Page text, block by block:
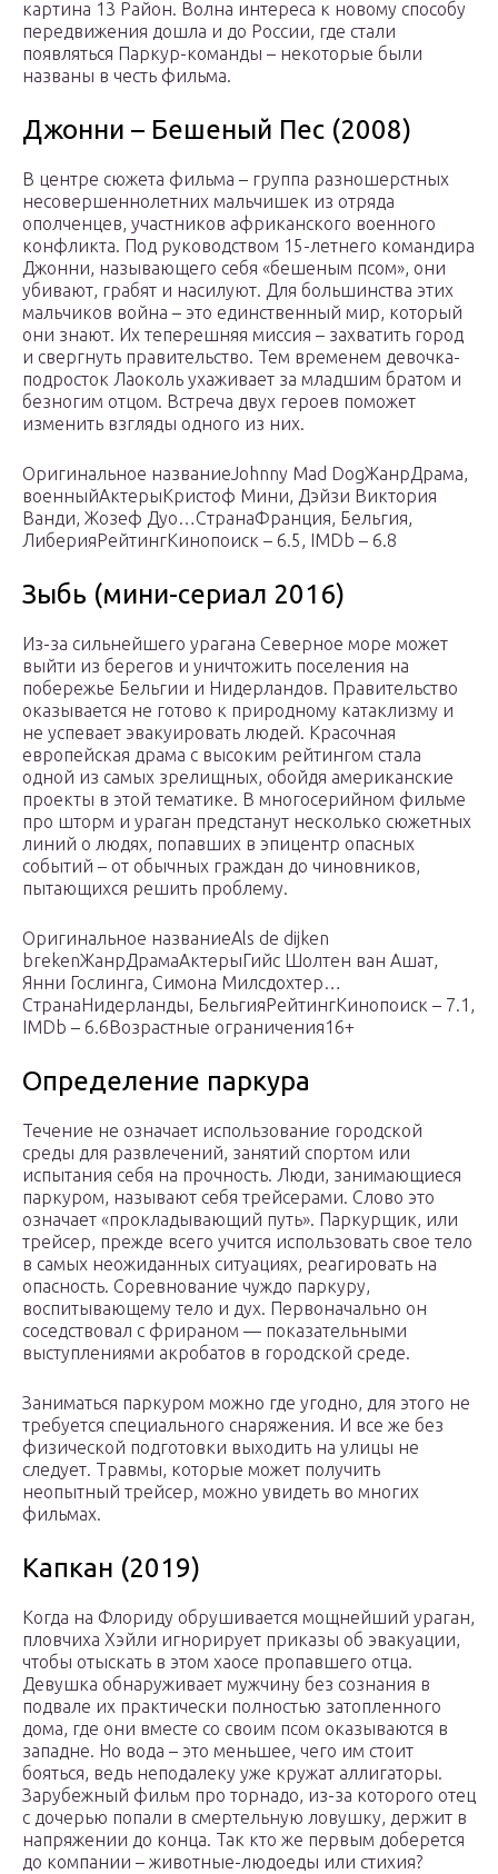
картина 13 Район. Волна интереса к новому способу
передвижения дошла и до России, где стали
появляться Паркур-команды – некоторые были
названы в честь фильма.
Джонни – Бешеный Пес (2008)
В центре сюжета фильма – группа разношерстных
несовершеннолетних мальчишек из отряда
ополченцев, участников африканского военного
конфликта. Под руководством 15-летнего командира
Джонни, называющего себя «бешеным псом», они
убивают, грабят и насилуют. Для большинства этих
мальчиков война – это единственный мир, который
они знают. Их теперешняя миссия – захватить город
и свергнуть правительство. Тем временем девочка-
подросток Лаоколь ухаживает за младшим братом и
безногим отцом. Встреча двух героев поможет
изменить взгляды одного из них.
Оригинальное названиеJohnny Mad DogЖанрДрама,
военныйАктерыКристоф Мини, Дэйзи Виктория
Ванди, Жозеф Дуо…СтранаФранция, Бельгия,
ЛиберияРейтингКинопоиск – 6.5, IMDb – 6.8
Зыбь (мини-сериал 2016)
Из-за сильнейшего урагана Северное море может
выйти из берегов и уничтожить поселения на
побережье Бельгии и Нидерландов. Правительство
оказывается не готово к природному катаклизму и
не успевает эвакуировать людей. Красочная
европейская драма с высоким рейтингом стала
одной из самых зрелищных, обойдя американские
проекты в этой тематике. В многосерийном фильме
про шторм и ураган предстанут несколько сюжетных
линий о людях, попавших в эпицентр опасных
событий – от обычных граждан до чиновников,
пытающихся решить проблему.
Оригинальное названиеAls de dijken
brekenЖанрДрамаАктерыГийс Шолтен ван Ашат,
Янни Гослинга, Симона Милсдохтер…
СтранаНидерланды, БельгияРейтингКинопоиск – 7.1,
IMDb – 6.6Возрастные ограничения16+
Определение паркура
Течение не означает использование городской
среды для развлечений, занятий спортом или
испытания себя на прочность. Люди, занимающиеся
паркуром, называют себя трейсерами. Слово это
означает «прокладывающий путь». Паркурщик, или
трейсер, прежде всего учится использовать свое тело
в самых неожиданных ситуациях, реагировать на
опасность. Соревнование чуждо паркуру,
воспитывающему тело и дух. Первоначально он
соседствовал с фрираном — показательными
выступлениями акробатов в городской среде.
Заниматься паркуром можно где угодно, для этого не
требуется специального снаряжения. И все же без
физической подготовки выходить на улицы не
следует. Травмы, которые может получить
неопытный трейсер, можно увидеть во многих
фильмах.
Капкан (2019)
Когда на Флориду обрушивается мощнейший ураган,
пловчиха Хэйли игнорирует приказы об эвакуации,
чтобы отыскать в этом хаосе пропавшего отца.
Девушка обнаруживает мужчину без сознания в
подвале их практически полностью затопленного
дома, где они вместе со своим псом оказываются в
западне. Но вода – это меньшее, чего им стоит
бояться, ведь неподалеку уже кружат аллигаторы.
Зарубежный фильм про торнадо, из-за которого отец
с дочерью попали в смертельную ловушку, держит в
напряжении до конца. Так кто же первым доберется
до компании – животные-людоеды или стихия?